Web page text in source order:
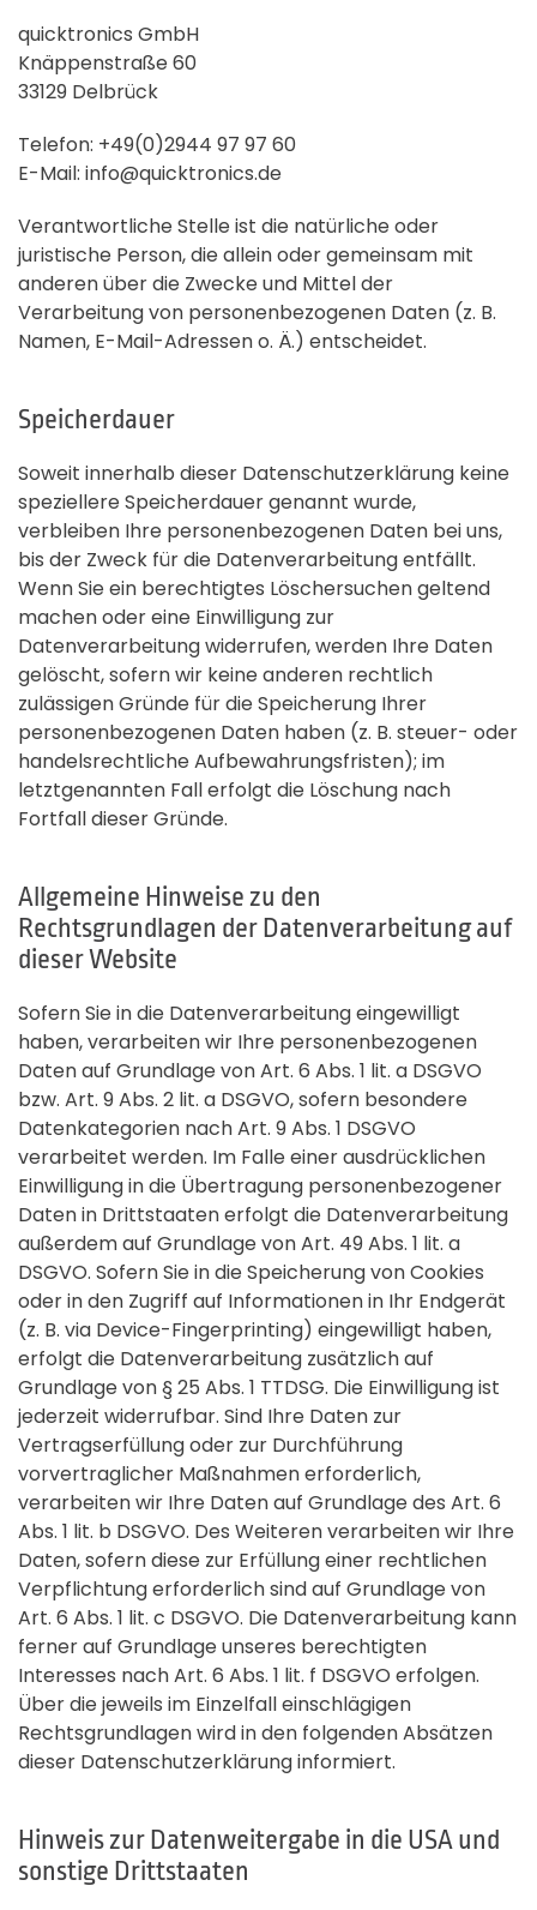
quicktronics GmbH
Knäppenstraße 60
33129 Delbrück
Telefon: +49(0)2944 97 97 60
E-Mail: info@quicktronics.de
Verantwortliche Stelle ist die natürliche oder
juristische Person, die allein oder gemeinsam mit
anderen über die Zwecke und Mittel der
Verarbeitung von personenbezogenen Daten (z. B.
Namen, E-Mail-Adressen o. Ä.) entscheidet.
Speicherdauer
Soweit innerhalb dieser Datenschutzerklärung keine
speziellere Speicherdauer genannt wurde,
verbleiben Ihre personenbezogenen Daten bei uns,
bis der Zweck für die Datenverarbeitung entfällt.
Wenn Sie ein berechtigtes Löschersuchen geltend
machen oder eine Einwilligung zur
Datenverarbeitung widerrufen, werden Ihre Daten
gelöscht, sofern wir keine anderen rechtlich
zulässigen Gründe für die Speicherung Ihrer
personenbezogenen Daten haben (z. B. steuer- oder
handelsrechtliche Aufbewahrungsfristen); im
letztgenannten Fall erfolgt die Löschung nach
Fortfall dieser Gründe.
Allgemeine Hinweise zu den
Rechtsgrundlagen der Datenverarbeitung auf
dieser Website
Sofern Sie in die Datenverarbeitung eingewilligt
haben, verarbeiten wir Ihre personenbezogenen
Daten auf Grundlage von Art. 6 Abs. 1 lit. a DSGVO
bzw. Art. 9 Abs. 2 lit. a DSGVO, sofern besondere
Datenkategorien nach Art. 9 Abs. 1 DSGVO
verarbeitet werden. Im Falle einer ausdrücklichen
Einwilligung in die Übertragung personenbezogener
Daten in Drittstaaten erfolgt die Datenverarbeitung
außerdem auf Grundlage von Art. 49 Abs. 1 lit. a
DSGVO. Sofern Sie in die Speicherung von Cookies
oder in den Zugriff auf Informationen in Ihr Endgerät
(z. B. via Device-Fingerprinting) eingewilligt haben,
erfolgt die Datenverarbeitung zusätzlich auf
Grundlage von § 25 Abs. 1 TTDSG. Die Einwilligung ist
jederzeit widerrufbar. Sind Ihre Daten zur
Vertragserfüllung oder zur Durchführung
vorvertraglicher Maßnahmen erforderlich,
verarbeiten wir Ihre Daten auf Grundlage des Art. 6
Abs. 1 lit. b DSGVO. Des Weiteren verarbeiten wir Ihre
Daten, sofern diese zur Erfüllung einer rechtlichen
Verpflichtung erforderlich sind auf Grundlage von
Art. 6 Abs. 1 lit. c DSGVO. Die Datenverarbeitung kann
ferner auf Grundlage unseres berechtigten
Interesses nach Art. 6 Abs. 1 lit. f DSGVO erfolgen.
Über die jeweils im Einzelfall einschlägigen
Rechtsgrundlagen wird in den folgenden Absätzen
dieser Datenschutzerklärung informiert.
Hinweis zur Datenweitergabe in die USA und
sonstige Drittstaaten